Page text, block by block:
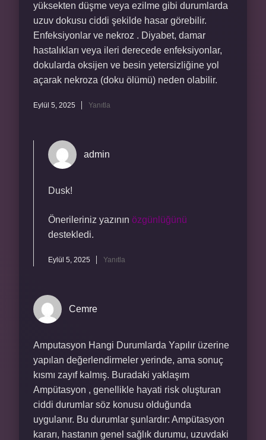
yüksekten düşme veya ezilme gibi durumlarda
uzuv dokusu ciddi şekilde hasar görebilir.
Enfeksiyonlar ve nekroz . Diyabet, damar
hastalıkları veya ileri derecede enfeksiyonlar,
dokularda oksijen ve besin yetersizliğine yol
açarak nekroza (doku ölümü) neden olabilir.
Eylül 5, 2025 Yanıtla
admin
Dusk!
Önerileriniz yazının özgünlüğünü
destekledi.
Eylül 5, 2025 Yanıtla
Cemre
Amputasyon Hangi Durumlarda Yapılır üzerine
yapılan değerlendirmeler yerinde, ama sonuç
kısmı zayıf kalmış. Buradaki yaklaşım
Ampütasyon , genellikle hayati risk oluşturan
ciddi durumlar söz konusu olduğunda
uygulanır. Bu durumlar şunlardır: Ampütasyon
kararı, hastanın genel sağlık durumu, uzuvdaki